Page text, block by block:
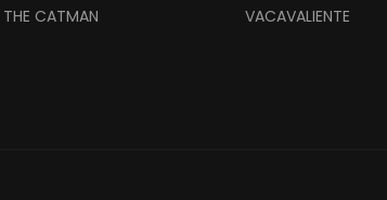
THE CATMAN
VACAVALIENTE